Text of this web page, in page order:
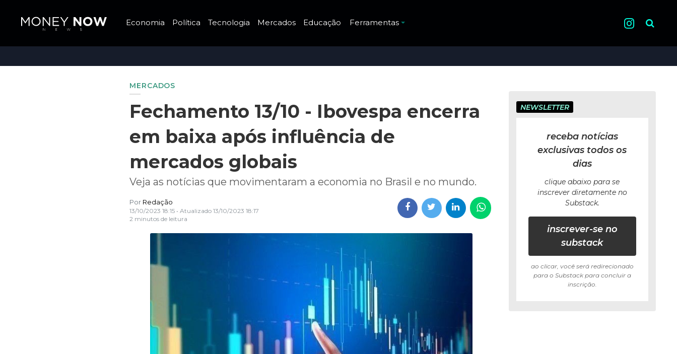
Economia Política Tecnologia Mercados Educação Ferramentas Pesquisa
MERCADOS
Fechamento 13/10 - Ibovespa encerra
em baixa após influência de
mercados globais
Veja as notícias que movimentaram a economia no Brasil e no mundo.
Por Redação
13/10/2023 18:15 • Atualizado 13/10/2023 18:17
2 minutos de leitura
NEWSLETTER
receba notícias
exclusivas todos os
dias
clique abaixo para se
inscrever diretamente no
Substack.
inscrever-se no
substack
ao clicar, você será redirecionado
para o Substack para concluir a
inscrição.